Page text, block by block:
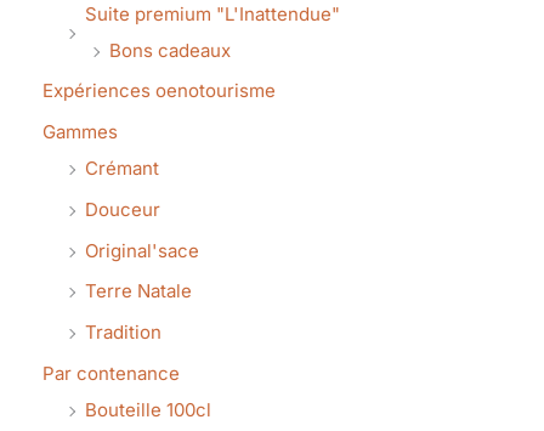
Suite premium "L'Inattendue"
Bons cadeaux
Expériences oenotourisme
Gammes
Crémant
Douceur
Original'sace
Terre Natale
Tradition
Par contenance
Bouteille 100cl